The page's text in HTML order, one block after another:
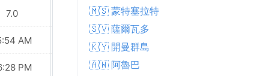
7.0
AM
PM
7.0
05:54 AM
06:28 PM
🇲🇸 蒙特塞拉特
🇸🇻 薩爾瓦多
🇰🇾 開曼群島
🇦🇼 阿魯巴